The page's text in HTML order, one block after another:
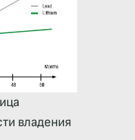
владения